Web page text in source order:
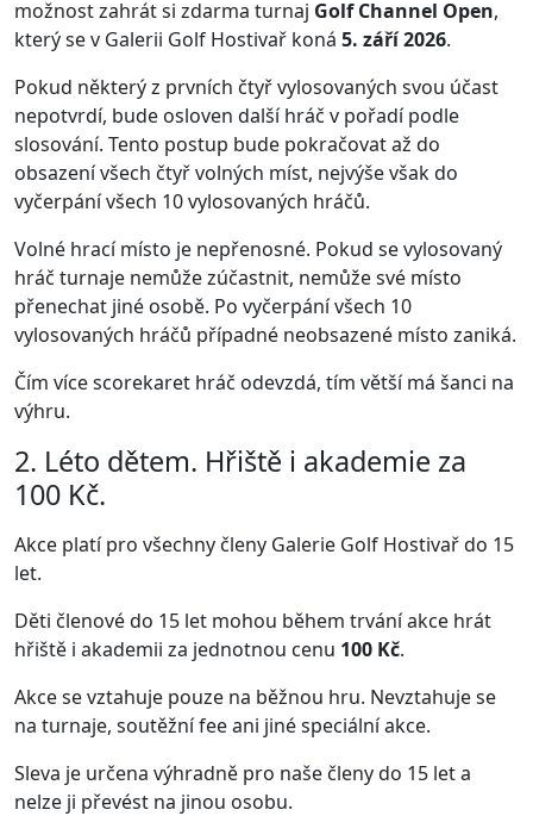
možnost zahrát si zdarma turnaj Golf Channel Open,
který se v Galerii Golf Hostivař koná 5. září 2026.
Pokud některý z prvních čtyř vylosovaných svou účast
nepotvrdí, bude osloven další hráč v pořadí podle
slosování. Tento postup bude pokračovat až do
obsazení všech čtyř volných míst, nejvýše však do
vyčerpání všech 10 vylosovaných hráčů.
Volné hrací místo je nepřenosné. Pokud se vylosovaný
hráč turnaje nemůže zúčastnit, nemůže své místo
přenechat jiné osobě. Po vyčerpání všech 10
vylosovaných hráčů případné neobsazené místo zaniká.
Čím více scorekaret hráč odevzdá, tím větší má šanci na
výhru.
2. Léto dětem. Hřiště i akademie za
100 Kč.
Akce platí pro všechny členy Galerie Golf Hostivař do 15
let.
Děti členové do 15 let mohou během trvání akce hrát
hřiště i akademii za jednotnou cenu 100 Kč.
Akce se vztahuje pouze na běžnou hru. Nevztahuje se
na turnaje, soutěžní fee ani jiné speciální akce.
Sleva je určena výhradně pro naše členy do 15 let a
nelze ji převést na jinou osobu.